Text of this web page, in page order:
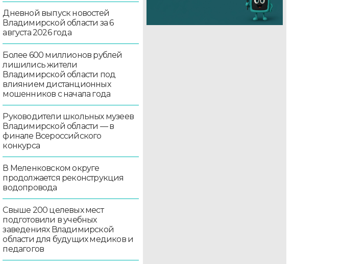
Дневной выпуск новостей
Владимирской области за 6
августа 2026 года
Более 600 миллионов рублей
лишились жители
Владимирской области под
влиянием дистанционных
мошенников с начала года
Руководители школьных музеев
Владимирской области — в
финале Всероссийского
конкурса
В Меленковском округе
продолжается реконструкция
водопровода
Свыше 200 целевых мест
подготовили в учебных
заведениях Владимирской
области для будущих медиков и
педагогов